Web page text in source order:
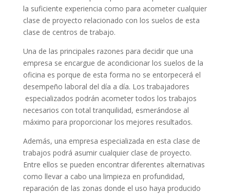
la suficiente experiencia como para acometer cualquier
clase de proyecto relacionado con los suelos de esta
clase de centros de trabajo.
Una de las principales razones para decidir que una
empresa se encargue de acondicionar los suelos de la
oficina es porque de esta forma no se entorpecerá el
desempeño laboral del día a día. Los trabajadores
especializados podrán acometer todos los trabajos
necesarios con total tranquilidad, esmerándose al
máximo para proporcionar los mejores resultados.
Además, una empresa especializada en esta clase de
trabajos podrá asumir cualquier clase de proyecto.
Entre ellos se pueden encontrar diferentes alternativas
como llevar a cabo una limpieza en profundidad,
reparación de las zonas donde el uso haya producido